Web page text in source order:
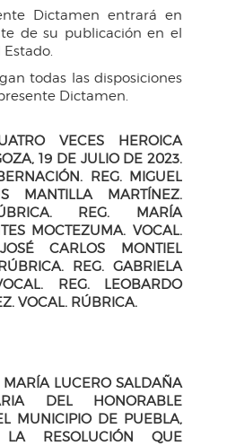
Dictamen entrará en
de su publicación en el
todas las disposiciones
Dictamen.
VECES HEROICA
19 DE JULIO DE 2023.
REG. MIGUEL
MANTILLA MARTÍNEZ.
REG. MARÍA
MOCTEZUMA. VOCAL.
CARLOS MONTIEL
REG. GABRIELA
REG. LEOBARDO
VOCAL. RÚBRICA.
MARÍA LUCERO SALDAÑA
DEL HONORABLE
MUNICIPIO DE PUEBLA,
RESOLUCIÓN QUE